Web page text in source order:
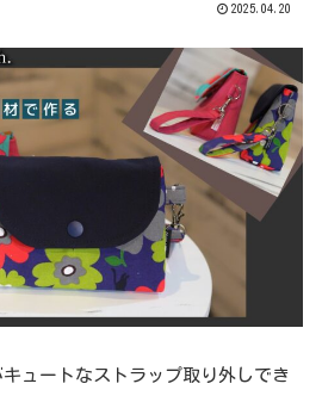
2025.04.20
ュートなストラップ取り外しでき